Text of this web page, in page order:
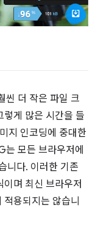
씬 더 작은 파일 크
렇게 많은 시간을 들
지 인코딩에 중대한
는 모든 브라우저에
니다. 이러한 기존
며 최신 브라우저
적용되지는 않습니